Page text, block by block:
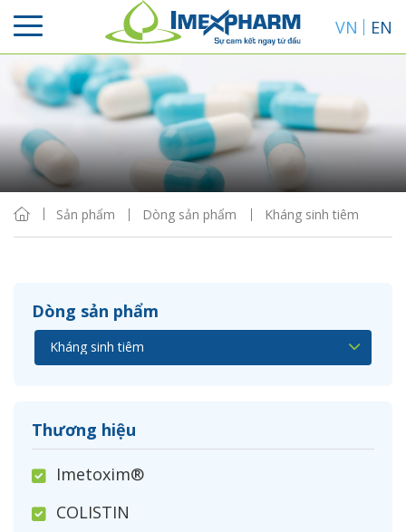
VN EN
Sản phẩm Dòng sản phẩm Kháng sinh tiêm
Dòng sản phẩm
Thương hiệu
Imetoxim®
COLISTIN
Sắp xếp
Hiển thị